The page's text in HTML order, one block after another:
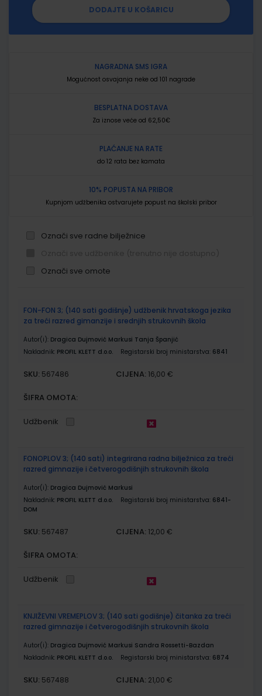
DODAJTE U KOŠARICU
NAGRADNA SMS IGRA
Mogućnost osvajanja neke od 101 nagrade
BESPLATNA DOSTAVA
Za iznose veće od 62,50€
PLAĆANJE NA RATE
do 12 rata bez kamata
10% POPUSTA NA PRIBOR
Kupnjom udžbenika ostvarujete popust na školski pribor
Označi sve radne bilježnice
Označi sve omote
proizvodi
FON-FON 3; (140 sati godišnje) udžbenik hrvatskoga jezika
za treći razred gimanzije i srednjih strukovnih škola
Autor(i): Dragica Dujmović Markusi Tanja Španjić
Nakladnik: PROFIL KLETT d.o.o. Registarski broj ministarstva: 6841
SKU: 567486 CIJENA: 16,00 €
ŠIFRA OMOTA:
Udžbenik
FONOPLOV 3; (140 sati) integrirana radna bilježnica za treći
razred gimnazije i četverogodišnjih strukovnih škola
Autor(i): Dragica Dujmović Markusi
Nakladnik: PROFIL KLETT d.o.o. Registarski broj ministarstva: 6841-
DOM
SKU: 567487 CIJENA: 12,00 €
ŠIFRA OMOTA:
Udžbenik
KNJIŽEVNI VREMEPLOV 3; (140 sati godišnje) čitanka za treći
razred gimnazije i četverogodišnjih strukovnih škola
Autor(i): Dragica Dujmović Markusi Sandra Rossetti-Bazdan
Nakladnik: PROFIL KLETT d.o.o. Registarski broj ministarstva: 6874
SKU: 567488 CIJENA: 21,00 €